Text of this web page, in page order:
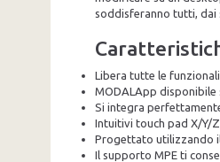
soddisferanno tutti, dai
Libera tutte le
MODALApp disponibile
Si integra
Intuitivi touch pad X/Y/
Progettato utilizzando
Il supporto MPE ti